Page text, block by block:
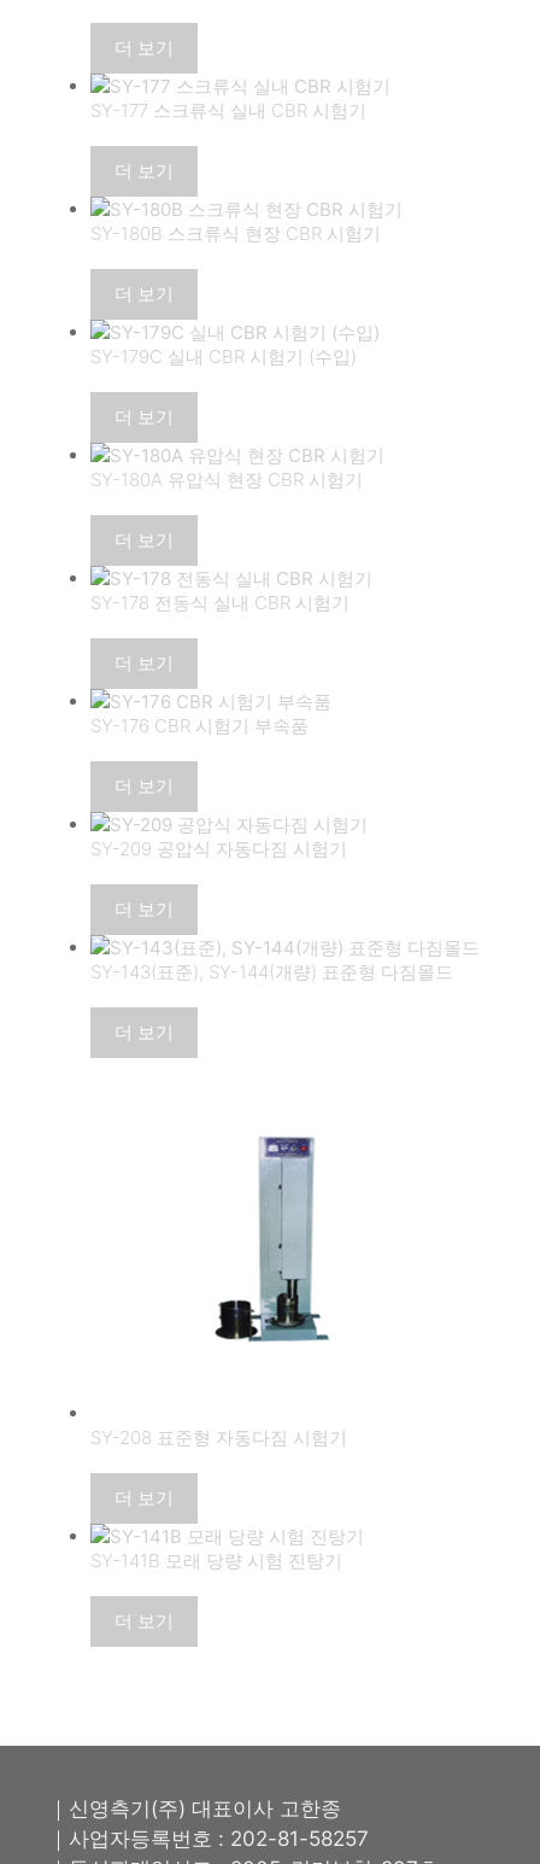
더 보기
SY-177 스크류식 실내 CBR 시험기
더 보기
SY-180B 스크류식 현장 CBR 시험기
더 보기
SY-179C 실내 CBR 시험기 (수입)
더 보기
SY-180A 유압식 현장 CBR 시험기
더 보기
SY-178 전동식 실내 CBR 시험기
더 보기
SY-176 CBR 시험기 부속품
더 보기
SY-209 공압식 자동다짐 시험기
더 보기
SY-143(표준), SY-144(개량) 표준형 다짐몰드
더 보기
SY-208 표준형 자동다짐 시험기
더 보기
SY-141B 모래 당량 시험 진탕기
더 보기
｜신영측기(주) 대표이사 고한종
｜사업자등록번호 : 202-81-58257